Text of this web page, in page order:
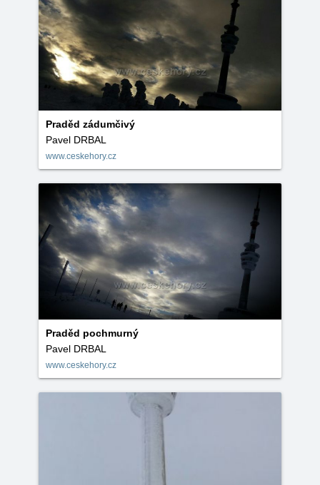
Praděd zádumčivý
Pavel DRBAL
www.ceskehory.cz
Praděd pochmurný
Pavel DRBAL
www.ceskehory.cz